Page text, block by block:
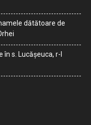
dătătoare de
s. Lucășeuca, r-l